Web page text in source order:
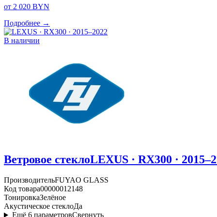
от 2 020 BYN
Подробнее →
В наличии
Ветровое стеклоLEXUS · RX300 ·
ПроизводительFUYAO GLASS
Код товара00000012148
ТонировкаЗелёное
Акустическое стеклоДа
Ещё 6 параметровСвернуть